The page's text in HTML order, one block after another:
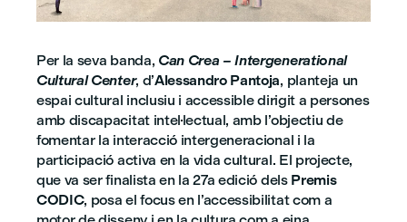
Per la seva banda, Can Crea – Intergenerational
Cultural Center, d’Alessandro Pantoja, planteja un
espai cultural inclusiu i accessible dirigit a persones
amb discapacitat intel·lectual, amb l’objectiu de
fomentar la interacció intergeneracional i la
participació activa en la vida cultural. El projecte,
que va ser finalista en la 27a edició dels Premis
CODIC, posa el focus en l’accessibilitat com a